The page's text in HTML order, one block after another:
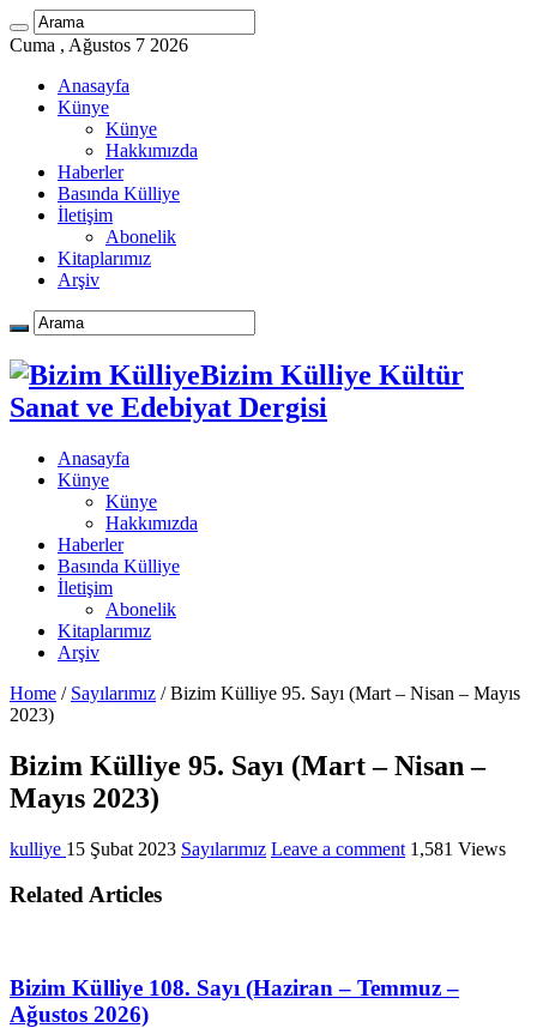
Cuma , Ağustos 7 2026
Anasayfa
Künye
Künye
Hakkımızda
Haberler
Basında Külliye
İletişim
Abonelik
Kitaplarımız
Arşiv
Bizim Külliye Kültür
Sanat ve Edebiyat Dergisi
Anasayfa
Künye
Künye
Hakkımızda
Haberler
Basında Külliye
İletişim
Abonelik
Kitaplarımız
Arşiv
Home / Sayılarımız / Bizim Külliye 95. Sayı (Mart – Nisan – Mayıs
2023)
Bizim Külliye 95. Sayı (Mart – Nisan –
Mayıs 2023)
kulliye 15 Şubat 2023 Sayılarımız Leave a comment 1,581 Views
Related Articles
Bizim Külliye 108. Sayı (Haziran – Temmuz –
Ağustos 2026)